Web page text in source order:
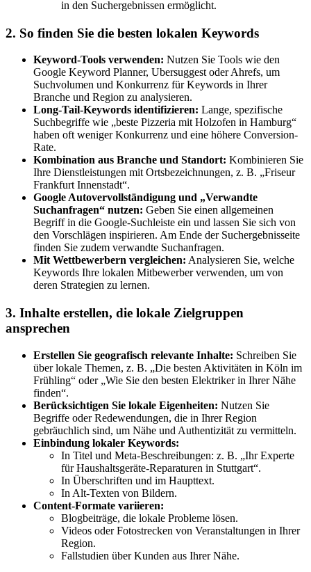
in den Suchergebnissen ermöglicht.
2. So finden Sie die besten lokalen Keywords
Keyword-Tools verwenden: Nutzen Sie Tools wie den
Google Keyword Planner, Ubersuggest oder Ahrefs, um
Suchvolumen und Konkurrenz für Keywords in Ihrer
Branche und Region zu analysieren.
Long-Tail-Keywords identifizieren: Lange, spezifische
Suchbegriffe wie „beste Pizzeria mit Holzofen in Hamburg“
haben oft weniger Konkurrenz und eine höhere Conversion-
Rate.
Kombination aus Branche und Standort: Kombinieren Sie
Ihre Dienstleistungen mit Ortsbezeichnungen, z. B. „Friseur
Frankfurt Innenstadt“.
Google Autovervollständigung und „Verwandte
Suchanfragen“ nutzen: Geben Sie einen allgemeinen
Begriff in die Google-Suchleiste ein und lassen Sie sich von
den Vorschlägen inspirieren. Am Ende der Suchergebnisseite
finden Sie zudem verwandte Suchanfragen.
Mit Wettbewerbern vergleichen: Analysieren Sie, welche
Keywords Ihre lokalen Mitbewerber verwenden, um von
deren Strategien zu lernen.
3. Inhalte erstellen, die lokale Zielgruppen
ansprechen
Erstellen Sie geografisch relevante Inhalte: Schreiben Sie
über lokale Themen, z. B. „Die besten Aktivitäten in Köln im
Frühling“ oder „Wie Sie den besten Elektriker in Ihrer Nähe
finden“.
Berücksichtigen Sie lokale Eigenheiten: Nutzen Sie
Begriffe oder Redewendungen, die in Ihrer Region
gebräuchlich sind, um Nähe und Authentizität zu vermitteln.
Einbindung lokaler Keywords:
In Titel und Meta-Beschreibungen: z. B. „Ihr Experte
für Haushaltsgeräte-Reparaturen in Stuttgart“.
In Überschriften und im Haupttext.
In Alt-Texten von Bildern.
Content-Formate variieren:
Blogbeiträge, die lokale Probleme lösen.
Videos oder Fotostrecken von Veranstaltungen in Ihrer
Region.
Fallstudien über Kunden aus Ihrer Nähe.